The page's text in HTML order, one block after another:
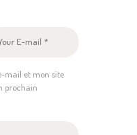
mail et mon site
prochain